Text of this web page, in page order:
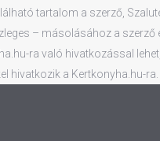
tartalom a szerző,
– másolásához a szerző
ra való hivatkozással lehet,
hivatkozik a Kertkonyha.hu-ra.